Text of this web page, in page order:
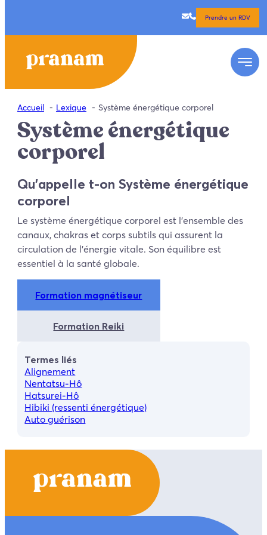
Prendre un RDV
Accueil Lexique Système énergétique corporel
Système énergétique
corporel
Qu’appelle t-on Système énergétique
corporel
Le système énergétique corporel est l’ensemble des
canaux, chakras et corps subtils qui assurent la
circulation de l’énergie vitale. Son équilibre est
essentiel à la santé globale.
Formation magnétiseur
Formation Reiki
Termes liés
Alignement
Nentatsu‑Hô
Hatsurei‑Hô
Hibiki (ressenti énergétique)
Auto guérison